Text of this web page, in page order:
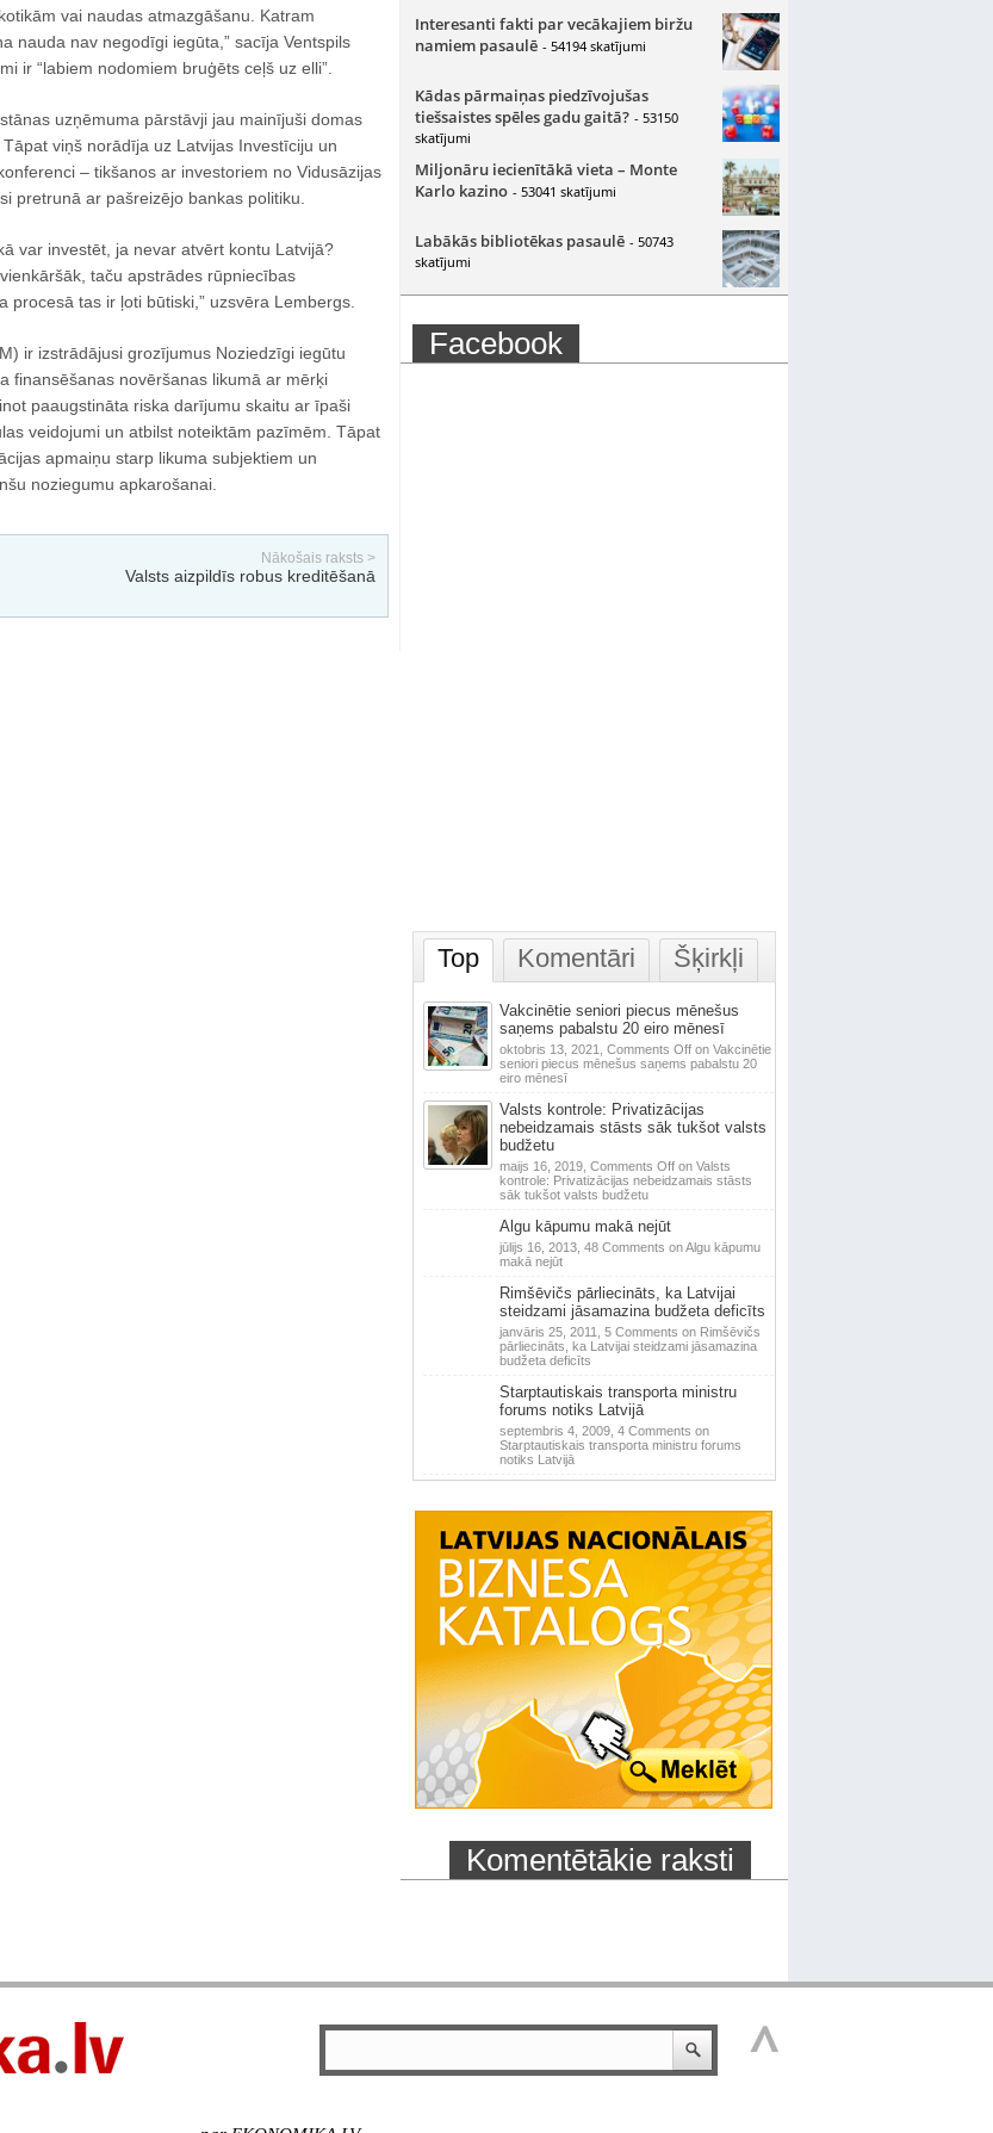
vai naudas atmazgāšanu. Katram
nauda nav negodīgi iegūta,” sacīja Ventspils
ir “labiem nodomiem bruģēts ceļš uz elli”.
uzņēmuma pārstāvji jau mainījuši domas
viņš norādīja uz Latvijas Investīciju un
– tikšanos ar investoriem no Vidusāzijas
pretrunā ar pašreizējo bankas politiku.
var investēt, ja nevar atvērt kontu Latvijā?
taču apstrādes rūpniecības
procesā tas ir ļoti būtiski,” uzsvēra Lembergs.
ir izstrādājusi grozījumus Noziedzīgi iegūtu
finansēšanas novēršanas likumā ar mērķi
paaugstināta riska darījumu skaitu ar īpaši
veidojumi un atbilst noteiktām pazīmēm. Tāpat
apmaiņu starp likuma subjektiem un
noziegumu apkarošanai.
Nākošais raksts >
Valsts aizpildīs robus kreditēšanā
Interesanti fakti par vecākajiem biržu
namiem pasaulē - 54194 skatījumi
Kādas pārmaiņas piedzīvojušas
tiešsaistes spēles gadu gaitā? - 53150
skatījumi
Miljonāru iecienītākā vieta – Monte
Karlo kazino - 53041 skatījumi
Labākās bibliotēkas pasaulē - 50743
skatījumi
Facebook
Top Komentāri Šķirkļi
Vakcinētie seniori piecus mēnešus
saņems pabalstu 20 eiro mēnesī
oktobris 13, 2021, Comments Offon Vakcinētie
seniori piecus mēnešus saņems pabalstu 20
eiro mēnesī
Valsts kontrole: Privatizācijas
nebeidzamais stāsts sāk tukšot valsts
budžetu
maijs 16, 2019, Comments Offon Valsts
kontrole: Privatizācijas nebeidzamais stāsts
sāk tukšot valsts budžetu
Algu kāpumu makā nejūt
jūlijs 16, 2013, 48 Comments on Algu kāpumu
makā nejūt
Rimšēvičs pārliecināts, ka Latvijai
steidzami jāsamazina budžeta deficīts
janvāris 25, 2011, 5 Comments on Rimšēvičs
pārliecināts, ka Latvijai steidzami jāsamazina
budžeta deficīts
Starptautiskais transporta ministru
forums notiks Latvijā
septembris 4, 2009, 4 Comments on
Starptautiskais transporta ministru forums
notiks Latvijā
Komentētākie raksti